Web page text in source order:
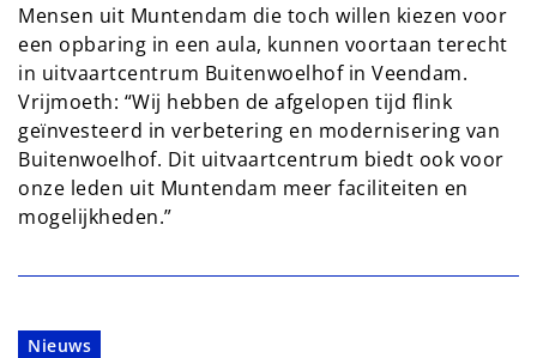
Mensen uit Muntendam die toch willen kiezen voor
een opbaring in een aula, kunnen voortaan terecht
in uitvaartcentrum Buitenwoelhof in Veendam.
Vrijmoeth: “Wij hebben de afgelopen tijd flink
geïnvesteerd in verbetering en modernisering van
Buitenwoelhof. Dit uitvaartcentrum biedt ook voor
onze leden uit Muntendam meer faciliteiten en
mogelijkheden.”
Nieuws